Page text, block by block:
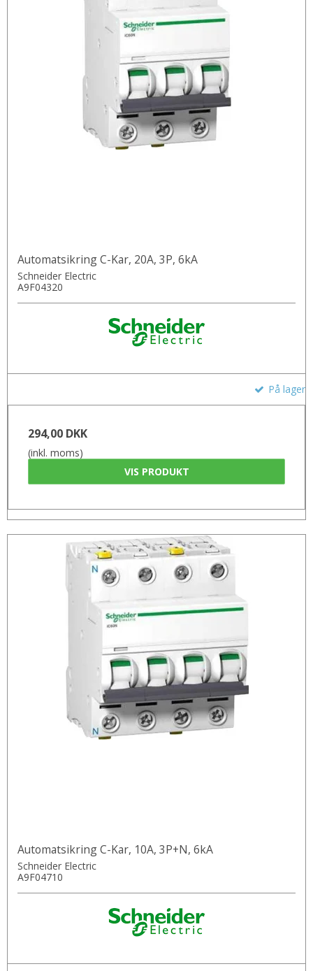
Automatsikring C-Kar, 20A, 3P, 6kA
Schneider Electric
A9F04320
På lager
294,00 DKK
(inkl. moms)
VIS PRODUKT
Automatsikring C-Kar, 10A, 3P+N, 6kA
Schneider Electric
A9F04710